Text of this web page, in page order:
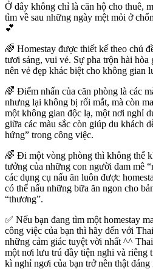
Ở đây không chỉ là căn hộ cho thuê,
tìm về sau những ngày mệt mỏi ở
💕
🌈 Homestay được thiết kế theo chủ
tươi sáng, vui vẻ. Sự pha trộn hài hòa
nên vẻ đẹp khác biệt cho không gian
🌈 Điểm nhấn của căn phòng là các
nhưng lại không bị rối mắt, mà còn
một không gian độc lạ, một nơi nghỉ
giữa các màu sắc còn giúp du khách
hứng” trong công việc.
🌈 Đi một vòng phòng thì không thể
tưởng của những con người đam mê
các dụng cụ nấu ăn luôn được
có thể nấu những bữa ăn ngon cho
“thương”.
✅ Nếu bạn đang tìm một homestay
công việc của bạn thì hãy đến với
những cảm giác tuyệt vời nhất ^^
một nơi lưu trú đầy tiện nghi và riêng
kì nghỉ ngơi của bạn trở nên thật